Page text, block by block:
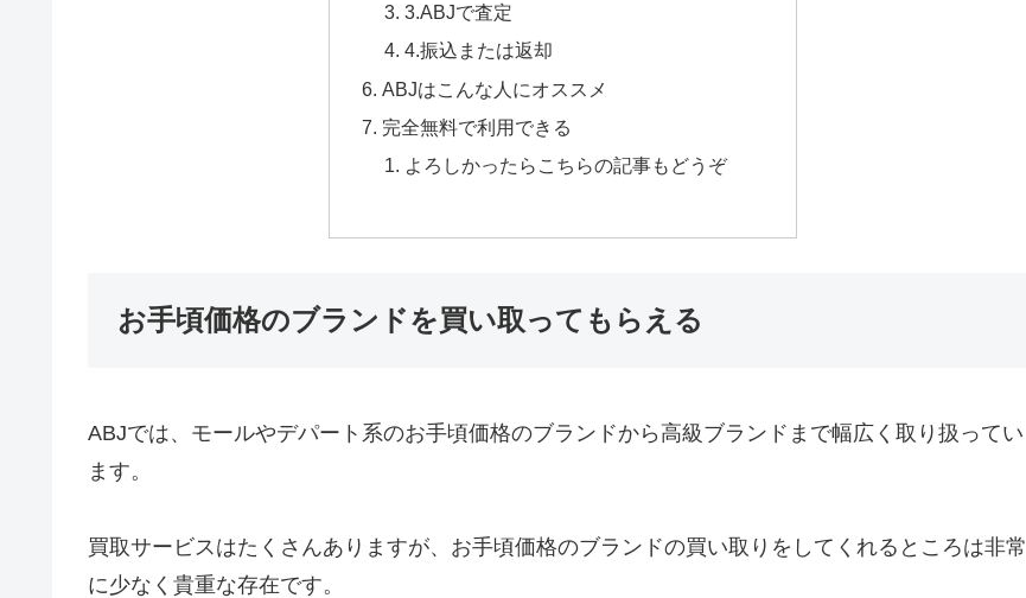
3.ABJで査定
4.振込または返却
ABJはこんな人にオススメ
完全無料で利用できる
よろしかったらこちらの記事もどうぞ
お手頃価格のブランドを買い取ってもらえる
ABJでは、モールやデパート系のお手頃価格のブランドから高級ブランドまで幅広く取り扱ってい
ます。
買取サービスはたくさんありますが、お手頃価格のブランドの買い取りをしてくれるところは非常
に少なく貴重な存在です。